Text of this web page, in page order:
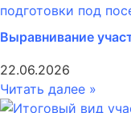
Выравнивание
22.06.2026
Читать далее »